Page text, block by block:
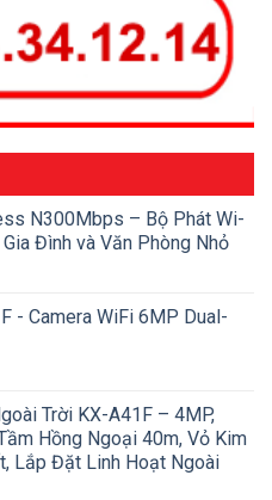
N300Mbps – Bộ Phát Wi-
Đình và Văn Phòng Nhỏ
- Camera WiFi 6MP Dual-
Trời KX-A41F – 4MP,
Hồng Ngoại 40m, Vỏ Kim
Lắp Đặt Linh Hoạt Ngoài